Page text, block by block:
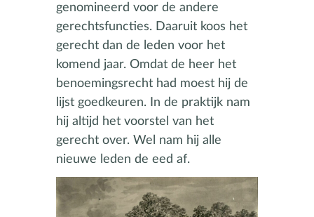
genomineerd voor de andere
gerechtsfuncties. Daaruit koos het
gerecht dan de leden voor het
komend jaar. Omdat de heer het
benoemingsrecht had moest hij de
lijst goedkeuren. In de praktijk nam
hij altijd het voorstel van het
gerecht over. Wel nam hij alle
nieuwe leden de eed af.